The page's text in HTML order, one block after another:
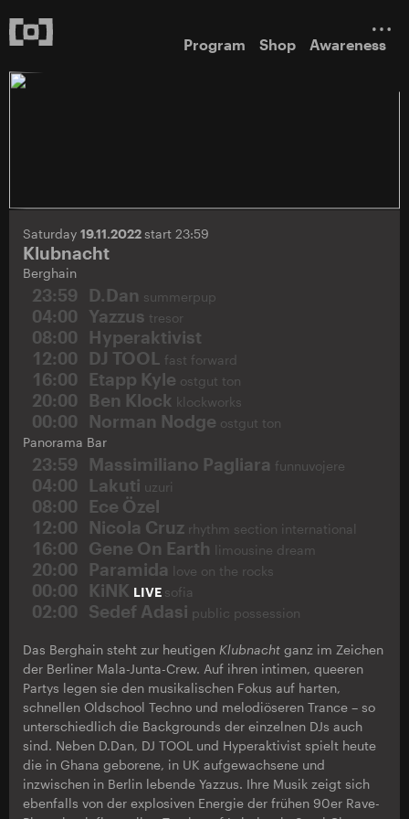
Program Shop Awareness
Saturday 19.11.2022start 23:59
Klubnacht
Berghain
23:59 D.Dan summerpup
04:00 Yazzus tresor
08:00
Hyperaktivist
12:00
DJ TOOL fast forward
16:00 Etapp Kyle ostgut ton
20:00 Ben Klock klockworks
00:00 Norman Nodge ostgut ton
Panorama Bar
23:59 Massimiliano Pagliara funnuvojere
04:00 Lakuti uzuri
08:00
Ece Özel
12:00
Nicola Cruz rhythm section international
16:00 Gene On Earth limousine dream
20:00 Paramida love on the rocks
00:00 KiNK LIVE sofia
02:00 Sedef Adasi public possession
Das Berghain steht zur heutigen Klubnacht ganz im Zeichen
der Berliner Mala-Junta-Crew. Auf ihren intimen, queeren
Partys legen sie den musikalischen Fokus auf harten,
schnellen Oldschool Techno und melodiöseren Trance – so
unterschiedlich die Backgrounds der einzelnen DJs auch
sind. Neben D.Dan, DJ TOOL und Hyperaktivist spielt heute
die in Ghana geborene, in UK aufgewachsene und
inzwischen in Berlin lebende Yazzus. Ihre Musik zeigt sich
ebenfalls von der explosiven Energie der frühen 90er Rave-